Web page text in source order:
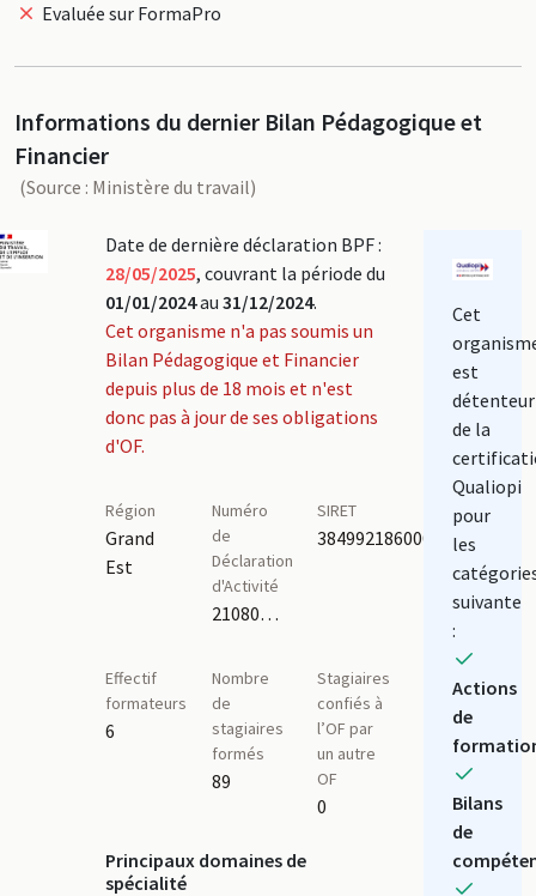
Evaluée sur FormaPro
Informations du dernier Bilan Pédagogique et
Financier
(Source : Ministère du travail)
Date de dernière déclaration BPF :
28/05/2025, couvrant la période du
01/01/2024au 31/12/2024.
Cet organisme n'a pas soumis un
Bilan Pédagogique et Financier
depuis plus de 18 mois et n'est
donc pas à jour de ses obligations
d'OF.
Région
Grand
Est
Numéro
de
Déclaration
d'Activité
21080034508
SIRET
38499218600013
Effectif
formateurs
6
Nombre
de
stagiaires
formés
89
Stagiaires
confiés à
l’OF par
un autre
OF
0
Principaux domaines de
spécialité
Cet
est
détenteur
de la
Qualiopi
pour
les
suivante
:
Actions
de
Bilans
de